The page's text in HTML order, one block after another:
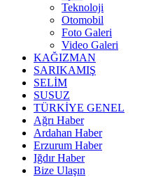
Teknoloji
Otomobil
Foto Galeri
Video Galeri
KAĞIZMAN
SARIKAMIŞ
SELİM
SUSUZ
TÜRKİYE GENEL
Ağrı Haber
Ardahan Haber
Erzurum Haber
Iğdır Haber
Bize Ulaşın